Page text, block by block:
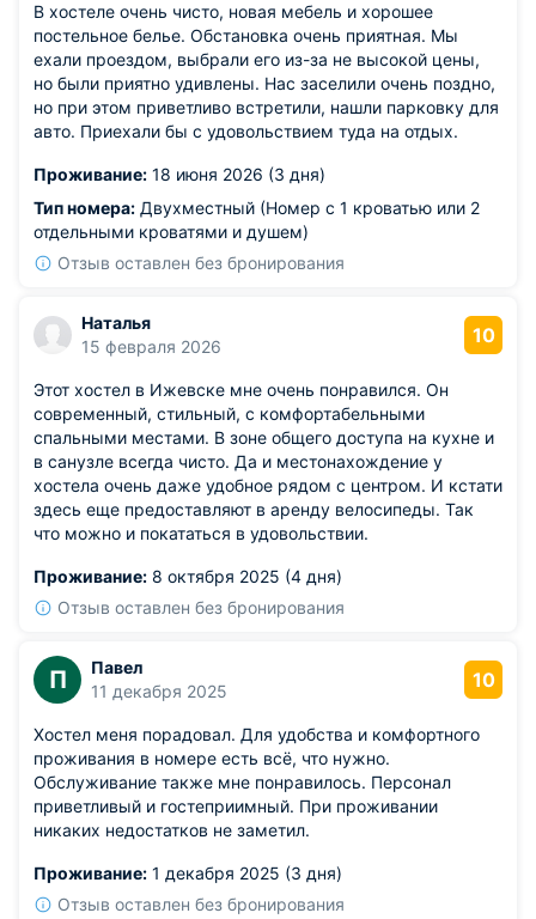
В хостеле очень чисто, новая мебель и хорошее
постельное белье. Обстановка очень приятная. Мы
ехали проездом, выбрали его из-за не высокой цены,
но были приятно удивлены. Нас заселили очень поздно,
но при этом приветливо встретили, нашли парковку для
авто. Приехали бы с удовольствием туда на отдых.
Проживание: 18 июня 2026 (3 дня)
Тип номера: Двухместный (Номер с 1 кроватью или 2
отдельными кроватями и душем)
Отзыв оставлен без бронирования
Наталья
15 февраля 2026
10
Этот хостел в Ижевске мне очень понравился. Он
современный, стильный, с комфортабельными
спальными местами. В зоне общего доступа на кухне и
в санузле всегда чисто. Да и местонахождение у
хостела очень даже удобное рядом с центром. И кстати
здесь еще предоставляют в аренду велосипеды. Так
что можно и покататься в удовольствии.
Проживание: 8 октября 2025 (4 дня)
Отзыв оставлен без бронирования
П
Павел
11 декабря 2025
10
Хостел меня порадовал. Для удобства и комфортного
проживания в номере есть всё, что нужно.
Обслуживание также мне понравилось. Персонал
приветливый и гостеприимный. При проживании
никаких недостатков не заметил.
Проживание: 1 декабря 2025 (3 дня)
Отзыв оставлен без бронирования